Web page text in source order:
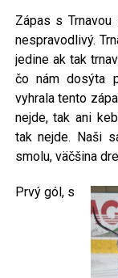
Zápas s
nespravodlivý.
jedine ak tak
čo nám dosýta
vyhrala tento
nejde, tak ani
tak nejde. Naši
smolu, väčšina
Prvý gól, s